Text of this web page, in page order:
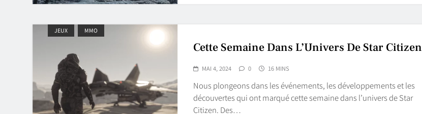
JEUX MMO
Cette Semaine Dans L’Univers De Star Citizen
MAI 4, 2024 0 16 MINS
Nous plongeons dans les événements, les développements et les
découvertes qui ont marqué cette semaine dans l’univers de Star
Citizen. Des…